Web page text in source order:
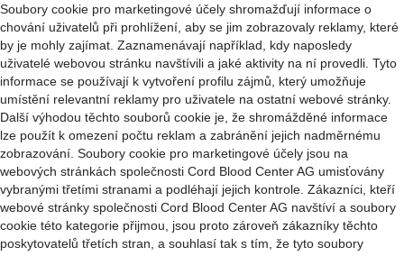
Soubory cookie pro marketingové účely shromažďují informace o
chování uživatelů při prohlížení, aby se jim zobrazovaly reklamy, které
by je mohly zajímat. Zaznamenávají například, kdy naposledy
uživatelé webovou stránku navštívili a jaké aktivity na ní provedli. Tyto
informace se používají k vytvoření profilu zájmů, který umožňuje
umístění relevantní reklamy pro uživatele na ostatní webové stránky.
Další výhodou těchto souborů cookie je, že shromážděné informace
lze použít k omezení počtu reklam a zabránění jejich nadměrnému
zobrazování. Soubory cookie pro marketingové účely jsou na
webových stránkách společnosti Cord Blood Center AG umisťovány
vybranými třetími stranami a podléhají jejich kontrole. Zákazníci, kteří
webové stránky společnosti Cord Blood Center AG navštíví a soubory
cookie této kategorie přijmou, jsou proto zároveň zákazníky těchto
poskytovatelů třetích stran, a souhlasí tak s tím, že tyto soubory